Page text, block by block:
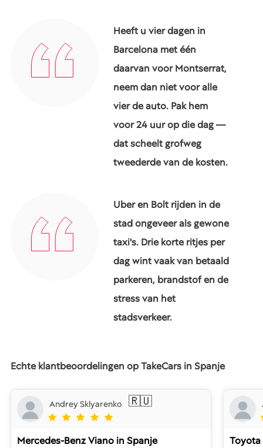
Heeft u vier dagen in
Barcelona met één
daarvan voor Montserrat,
neem dan niet voor alle
vier de auto. Pak hem
voor 24 uur op die dag —
dat scheelt grofweg
tweederde van de kosten.
Uber en Bolt rijden in de
stad ongeveer als gewone
taxi's. Drie korte ritjes per
dag wint vaak van betaald
parkeren, brandstof en de
stress van het
stadsverkeer.
Echte klantbeoordelingen op TakeCars in Spanje
Andrey Sklyarenko 🇷🇺
Mercedes-Benz Viano in Spanje Toyota